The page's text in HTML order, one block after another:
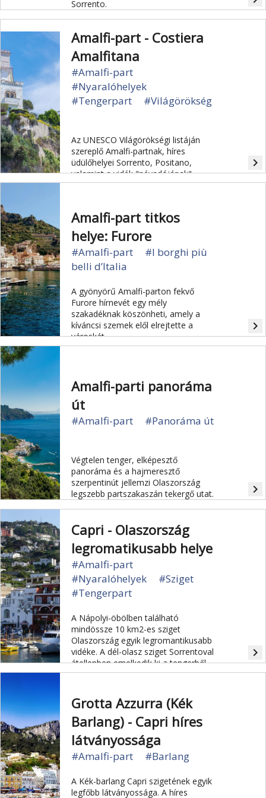
Sorrento.
Amalfi-part - Costiera
Amalfitana
#Amalfi-part
#Nyaralóhelyek
#Tengerpart
#Világörökség
Az UNESCO Világörökségi listáján
szereplő Amalfi-partnak, híres
üdülőhelyei Sorrento, Positano,
valamint a vidék "névadójának"
számító Amalfi.
navigate_next
Amalfi-part titkos
helye: Furore
#Amalfi-part
#I borghi più
belli d’Italia
A gyönyörű Amalfi-parton fekvő
Furore hírnevét egy mély
szakadéknak köszönheti, amely a
kíváncsi szemek elől elrejtette a
városkát.
navigate_next
Amalfi-parti panoráma
út
#Amalfi-part #Panoráma út
Végtelen tenger, elképesztő
panoráma és a hajmeresztő
szerpentinút jellemzi Olaszország
legszebb partszakaszán tekergő utat.
navigate_next
Capri - Olaszország
legromatikusabb helye
#Amalfi-part
#Nyaralóhelyek
#Sziget
#Tengerpart
A Nápolyi-öbölben található
mindössze 10 km2-es sziget
Olaszország egyik legromantikusabb
vidéke. A dél-olasz sziget Sorrentoval
átellenben emelkedik ki a tengerből.
Meredek sziklafalai, a virágdíszes
lenyűgöző természeti látnivalók, Axel
Munthe villája, Augustus császár
kertje, a Santo Stefano dóm igazi
turista-vonzerő.
navigate_next
Grotta Azzurra (Kék
Barlang) - Capri híres
látványossága
#Amalfi-part #Barlang
A Kék-barlang Capri szigetének egyik
legfőbb látványossága. A híres